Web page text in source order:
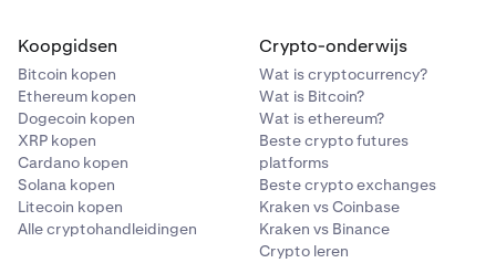
Koopgidsen
Bitcoin kopen
Ethereum kopen
Dogecoin kopen
XRP kopen
Cardano kopen
Solana kopen
Litecoin kopen
Alle cryptohandleidingen
Crypto-onderwijs
Wat is cryptocurrency?
Wat is Bitcoin?
Wat is ethereum?
Beste crypto futures
platforms
Beste crypto exchanges
Kraken vs Coinbase
Kraken vs Binance
Crypto leren